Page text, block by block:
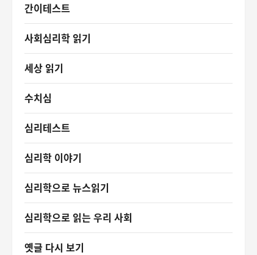
간이테스트
사회심리학 읽기
세상 읽기
수치심
심리테스트
심리학 이야기
심리학으로 뉴스읽기
심리학으로 읽는 우리 사회
옛글 다시 보기